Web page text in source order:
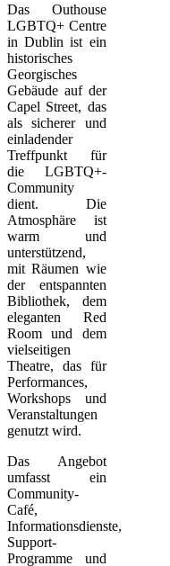
Das Outhouse
LGBTQ+ Centre
in Dublin ist ein
historisches
Georgisches
Gebäude auf der
Capel Street, das
als sicherer und
einladender
Treffpunkt für
die LGBTQ+-
Community
dient. Die
Atmosphäre ist
warm und
unterstützend,
mit Räumen wie
der entspannten
Bibliothek, dem
eleganten Red
Room und dem
vielseitigen
Theatre, das für
Performances,
Workshops und
Veranstaltungen
genutzt wird.
Das Angebot
umfasst ein
Community-
Café,
Informationsdienste,
Support-
Programme und